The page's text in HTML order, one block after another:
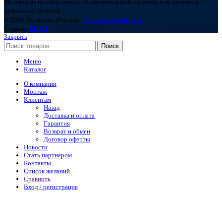
Материалы на сайте имеют ознакомительный характер и не являются
публичной офертой.
© 2026 Теплоплас (Россия). Все права защищены.
Создано BOND
Закрыть
Поиск
Меню
Каталог
О компании
Монтаж
Клиентам
Назад
Доставка и оплата
Гарантия
Возврат и обмен
Договор оферты
Новости
Стать партнером
Контакты
Список желаний
Сравнить
Вход / регистрация